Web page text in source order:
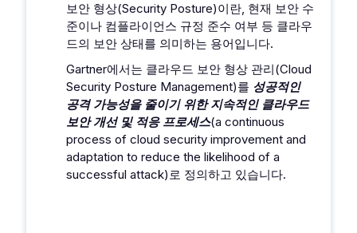
보안 형상(Security Posture)이란, 현재 보안 수
준이나 컴플라이언스 규정 준수 여부 등 클라우
드의 보안 상태를 의미하는 용어입니다.
Gartner에서는 클라우드 보안 형상 관리(Cloud
Security Posture Management)를 성공적인
공격 가능성을 줄이기 위한 지속적인 클라우드
보안 개선 및 적응 프로세스(a continuous
process of cloud security improvement and
adaptation to reduce the likelihood of a
successful attack)로 정의하고 있습니다.